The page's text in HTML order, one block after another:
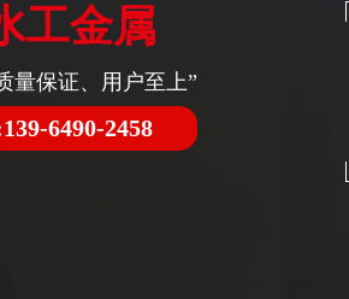
工金属
量保证、用户至上”
6490-2458